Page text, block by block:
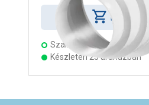
Kosárba
Szállítás:
2 munkanap
Készleten 23 áruházban